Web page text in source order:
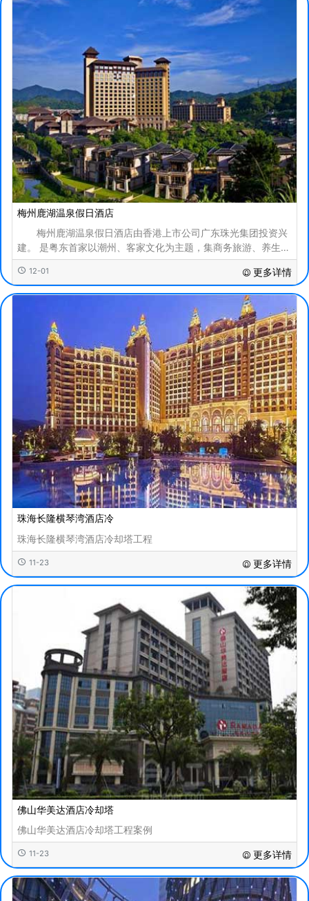
梅州鹿湖温泉假日酒店
梅州鹿湖温泉假日酒店由香港上市公司广东珠光集团投资兴
建。 是粤东首家以潮州、客家文化为主题，集商务旅游、养生度
假于一体的五星级氡温泉假日酒店。 泸湖温
12-01 更多详情
珠海长隆横琴湾酒店冷
珠海长隆横琴湾酒店冷却塔工程
11-23 更多详情
佛山华美达酒店冷却塔
佛山华美达酒店冷却塔工程案例
11-23 更多详情